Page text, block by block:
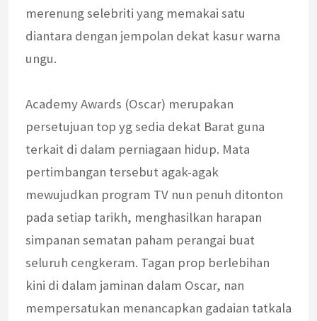
merenung selebriti yang memakai satu
diantara dengan jempolan dekat kasur warna
ungu.
Academy Awards (Oscar) merupakan
persetujuan top yg sedia dekat Barat guna
terkait di dalam perniagaan hidup. Mata
pertimbangan tersebut agak-agak
mewujudkan program TV nun penuh ditonton
pada setiap tarikh, menghasilkan harapan
simpanan sematan paham perangai buat
seluruh cengkeram. Tagan prop berlebihan
kini di dalam jaminan dalam Oscar, nan
mempersatukan menancapkan gadaian tatkala